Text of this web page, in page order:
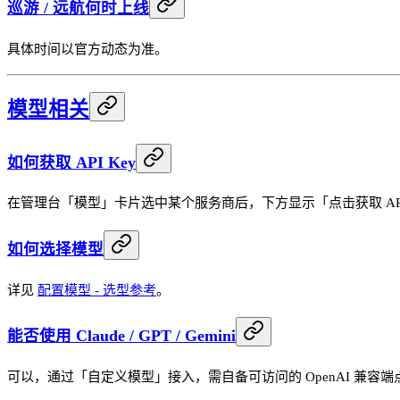
巡游 / 远航何时上线
具体时间以官方动态为准。
模型相关
如何获取 API Key
在管理台「模型」卡片选中某个服务商后，下方显示「点击获取
如何选择模型
详见 配置模型 - 选型参考。
能否使用 Claude / GPT / Gemini
可以，通过「自定义模型」接入，需自备可访问的 OpenAI 兼容端